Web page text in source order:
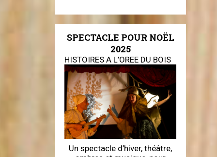
SPECTACLE POUR NOËL
2025
HISTOIRES A L’OREE DU BOIS
Un spectacle d’hiver, théâtre,